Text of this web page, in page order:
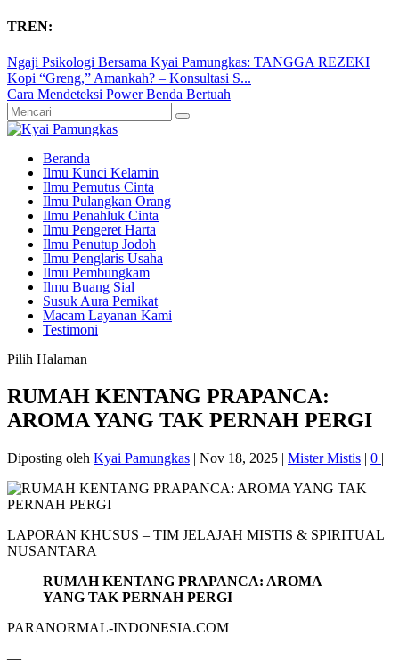
TREN:
Ngaji Psikologi Bersama Kyai Pamungkas: TANGGA REZEKI
Kopi “Greng,” Amankah? – Konsultasi S...
Cara Mendeteksi Power Benda Bertuah
Beranda
Ilmu Kunci Kelamin
Ilmu Pemutus Cinta
Ilmu Pulangkan Orang
Ilmu Penahluk Cinta
Ilmu Pengeret Harta
Ilmu Penutup Jodoh
Ilmu Penglaris Usaha
Ilmu Pembungkam
Ilmu Buang Sial
Susuk Aura Pemikat
Macam Layanan Kami
Testimoni
Pilih Halaman
RUMAH KENTANG PRAPANCA:
AROMA YANG TAK PERNAH PERGI
Diposting oleh Kyai Pamungkas | Nov 18, 2025 | Mister Mistis | 0 |
LAPORAN KHUSUS – TIM JELAJAH MISTIS & SPIRITUAL
NUSANTARA
RUMAH KENTANG PRAPANCA: AROMA
YANG TAK PERNAH PERGI
PARANORMAL-INDONESIA.COM
—